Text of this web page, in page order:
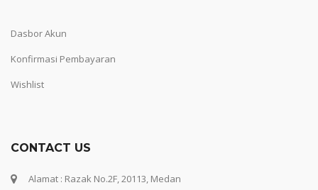
Dasbor Akun
Konfirmasi Pembayaran
Wishlist
CONTACT US
Alamat : Razak No.2F, 20113, Medan